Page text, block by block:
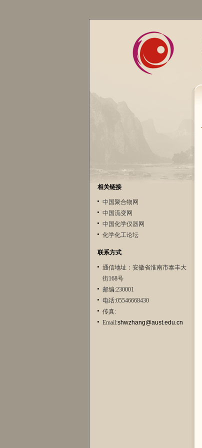
相关链接
中国聚合物网
中国流变网
中国化学仪器网
化学化工论坛
联系方式
通信地址：安徽省淮南市泰丰大
街168号
邮编:230001
电话:05546668430
传真:
Email:shwzhang@aust.edu.cn